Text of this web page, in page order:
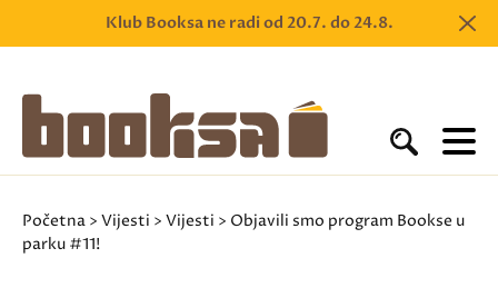
Klub Booksa ne radi od 20.7. do 24.8.
Početna > Vijesti > Vijesti > Objavili smo program Bookse u
parku #11!